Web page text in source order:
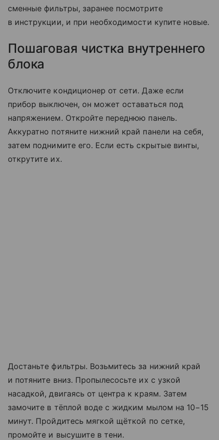
сменные фильтры, заранее посмотрите
в инструкции, и при необходимости купите новые.
Пошаговая чистка внутреннего
блока
Отключите кондиционер от сети. Даже если
прибор выключен, он может оставаться под
напряжением. Откройте переднюю панель.
Аккуратно потяните нижний край панели на себя,
затем поднимите его. Если есть скрытые винты,
открутите их.
Достаньте фильтры. Возьмитесь за нижний край
и потяните вниз. Пропылесосьте их с узкой
насадкой, двигаясь от центра к краям. Затем
замочите в тёплой воде с жидким мылом на 10−15
минут. Пройдитесь мягкой щёткой по сетке,
промойте и высушите в тени.